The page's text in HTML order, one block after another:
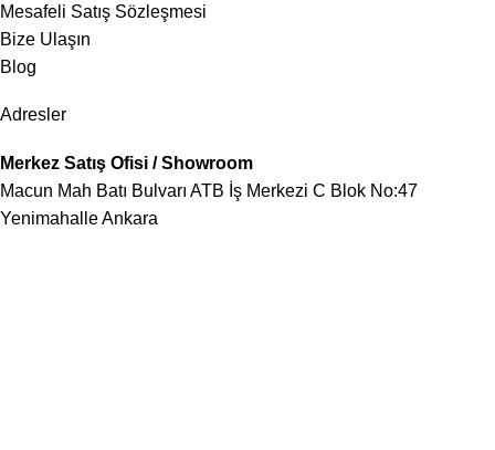
Mesafeli Satış Sözleşmesi
Bize Ulaşın
Blog
Adresler
Merkez Satış Ofisi / Showroom
Macun Mah Batı Bulvarı ATB İş Merkezi C Blok No:47
Yenimahalle Ankara